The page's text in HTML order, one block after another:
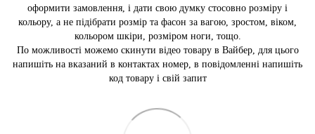
оформити замовлення, і дати свою думку стосовно розміру і
кольору, а не підібрати розмір та фасон за вагою, зростом, віком,
кольором шкіри, розміром ноги, тощо.
По можливості можемо скинути відео товару в Вайбер, для цього
напишіть на вказаний в контактах номер, в повідомленні напишіть
код товару і свій запит